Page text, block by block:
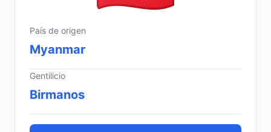
País de origen
Myanmar
Gentilicio
Birmanos